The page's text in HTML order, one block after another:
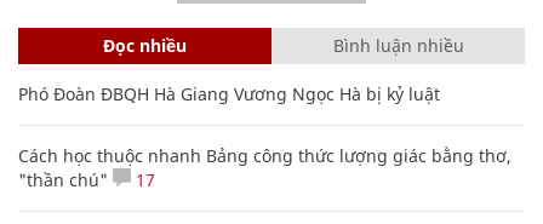
Đọc nhiều Bình luận nhiều
Phó Đoàn ĐBQH Hà Giang Vương Ngọc Hà bị kỷ luật
Cách học thuộc nhanh Bảng công thức lượng giác bằng thơ,
"thần chú"
17